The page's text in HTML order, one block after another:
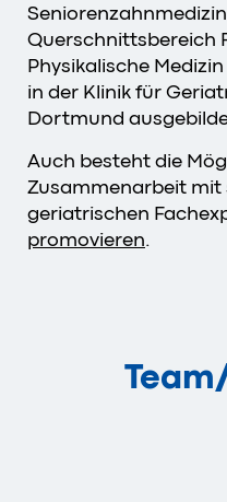
Querschnittsbereich
Physikalische
in der Klinik für
Dortmund
Auch besteht die
Zusammenarbeit mit
geriatrischen
promovieren.